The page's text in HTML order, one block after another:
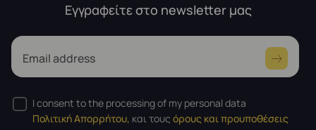
Εγγραφείτε στο newsletter μας
Email address
I consent to the processing of my personal data
Πολιτική Απορρήτου, και τους όρους και προυποθέσεις